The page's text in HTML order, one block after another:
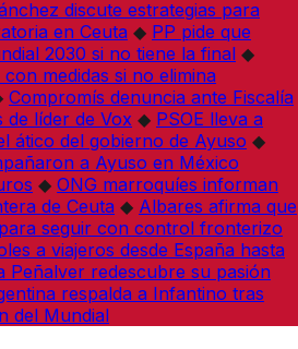
discute estrategias para
en Ceuta ◆ PP pide que
2030 si no tiene la final ◆
medidas si no elimina
Compromís denuncia ante Fiscalía
de líder de Vox ◆ PSOE lleva a
ático del gobierno de Ayuso ◆
a Ayuso en México
◆ ONG marroquíes informan
de Ceuta ◆ Albares afirma que
seguir con control fronterizo
a viajeros desde España hasta
Peñalver redescubre su pasión
respalda a Infantino tras
del Mundial